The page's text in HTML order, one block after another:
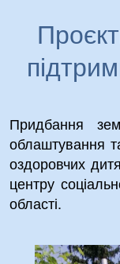
Придбання
облаштування
оздоровчих
центру
області.